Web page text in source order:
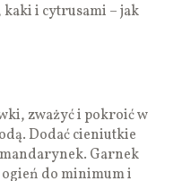
i cytrusami – jak
zważyć i pokroić w
Dodać cieniutkie
Garnek
do minimum i